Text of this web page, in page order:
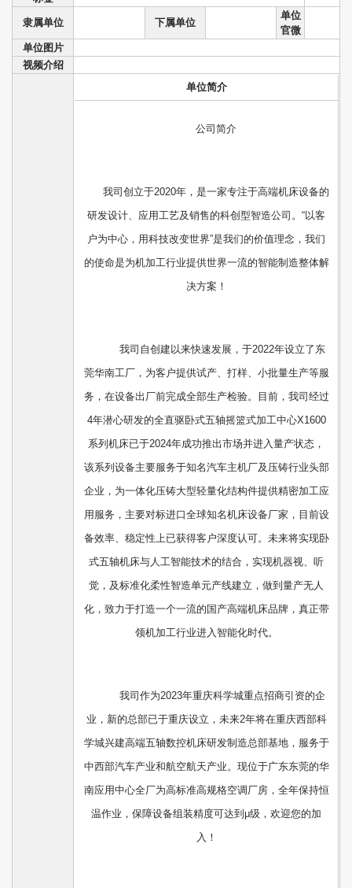
隶属单位 下属单位
单位
官微
单位图片
视频介绍
单位简介
公司简介
我司创立于2020年，是一家专注于高端机床设备的
研发设计、应用工艺及销售的科创型智造公司。“以客
户为中心，用科技改变世界”是我们的价值理念，我们
的使命是为机加工行业提供世界一流的智能制造整体解
决方案！
我司自创建以来快速发展，于2022年设立了东
莞华南工厂，为客户提供试产、打样、小批量生产等服
务，在设备出厂前完成全部生产检验。目前，我司经过
4年潜心研发的全直驱卧式五轴摇篮式加工中心X1600
系列机床已于2024年成功推出市场并进入量产状态，
该系列设备主要服务于知名汽车主机厂及压铸行业头部
企业，为一体化压铸大型轻量化结构件提供精密加工应
用服务，主要对标进口全球知名机床设备厂家，目前设
备效率、稳定性上已获得客户深度认可。未来将实现卧
式五轴机床与人工智能技术的结合，实现机器视、听
觉，及标准化柔性智造单元产线建立，做到量产无人
化，致力于打造一个一流的国产高端机床品牌，真正带
领机加工行业进入智能化时代。
我司作为2023年重庆科学城重点招商引资的企
业，新的总部已于重庆设立，未来2年将在重庆西部科
学城兴建高端五轴数控机床研发制造总部基地，服务于
中西部汽车产业和航空航天产业。现位于广东东莞的华
南应用中心全厂为高标准高规格空调厂房，全年保持恒
温作业，保障设备组装精度可达到μ级，欢迎您的加
入！